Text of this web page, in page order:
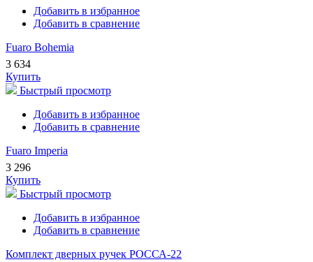
Добавить в избранное
Добавить в сравнение
Fuaro Bohemia
3 634
Купить
Быстрый просмотр
Добавить в избранное
Добавить в сравнение
Fuaro Imperia
3 296
Купить
Быстрый просмотр
Добавить в избранное
Добавить в сравнение
Комплект дверных ручек РОССА-22